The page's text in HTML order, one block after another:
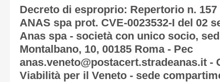
Decreto di esproprio: Repertorio n. 157
ANAS spa prot. CVE-0023532-I del 02
Anas spa - società con unico socio,
Montalbano, 10, 00185 Roma - Pec
anas.veneto@postacert.stradeanas.it -
Viabilità per il Veneto - sede